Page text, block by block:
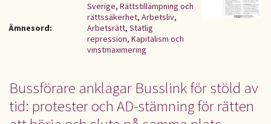
Ämnesord:
Sverige, Rättstillämpning och
rättssäkerhet, Arbetsliv,
Arbetsrätt, Statlig
repression, Kapitalism och
vinstmaximering
Bussförare anklagar Busslink för stöld av
tid: protester och AD-stämning för rätten